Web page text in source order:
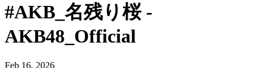
#AKB_名残り桜 -
AKB48_Official
Feb 16, 2026